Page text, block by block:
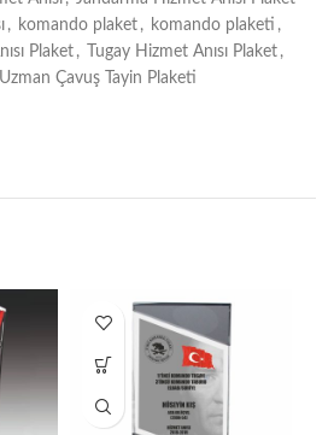
, komando plaket , komando plaketi ,
Plaket , Tugay Hizmet Anısı Plaket ,
Uzman Çavuş Tayin Plaketi